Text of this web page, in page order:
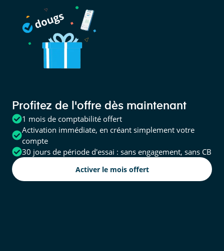
Profitez de l'offre dès maintenant
1 mois de comptabilité offert
Activation immédiate, en créant simplement votre
compte
30 jours de période d'essai : sans engagement, sans CB
Activer le mois offert